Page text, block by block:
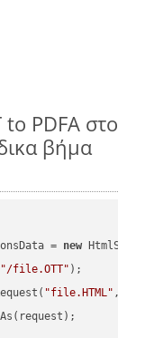
PDFA στο
βήμα
= new
"/file.OTT" );
"file.HTML"